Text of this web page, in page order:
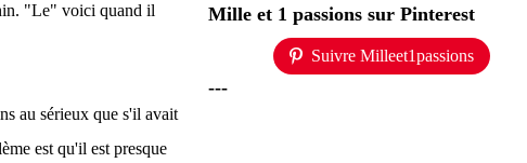
. "Le" voici quand il
au sérieux que s'il avait
est qu'il est presque
Mille et 1 passions sur Pinterest
Suivre Milleet1passions
---